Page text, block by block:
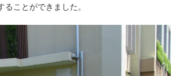
ことができました。